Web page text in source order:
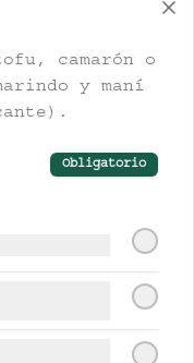
280 ml
camarón o
y maní
Obligatorio